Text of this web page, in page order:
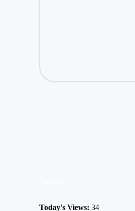
Today's Views: 34